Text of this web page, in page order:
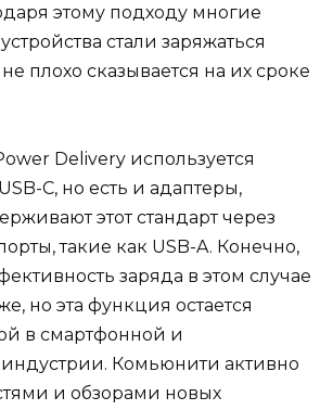
этому подходу многие
стали заряжаться
плохо сказывается на их сроке
Delivery используется
C, но есть и адаптеры,
этот стандарт через
такие как USB-A. Конечно,
заряда в этом случае
но эта функция остается
в смартфонной и
Комьюнити активно
и обзорами новых